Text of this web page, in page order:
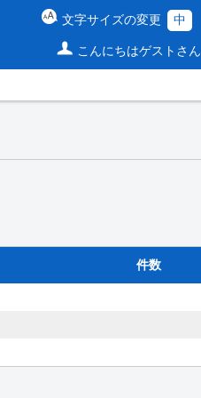
文字サイズの変更 中
こんにちはゲストさん
件数